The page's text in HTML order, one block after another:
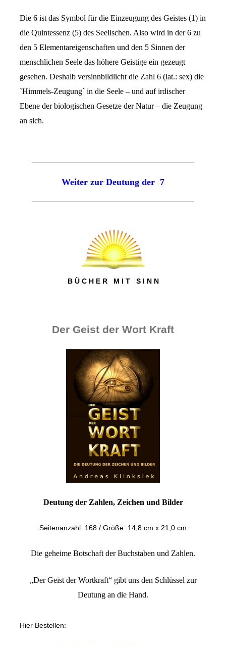
Die 6 ist das Symbol für die Einzeugung des Geistes (1) in
die Quintessenz (5) des Seelischen. Also wird in der 6 zu
den 5 Elementareigenschaften und den 5 Sinnen der
menschlichen Seele das höhere Geistige ein gezeugt
gesehen. Deshalb versinnbildlicht die Zahl 6 (lat.: sex) die
`Himmels-Zeugung´ in die Seele – und auf irdischer
Ebene der biologischen Gesetze der Natur – die Zeugung
an sich.
Weiter zur Deutung der 7
B Ü C H E R M I T S I N N
Der Geist der Wort Kraft
Deutung der Zahlen, Zeichen und Bilder
Seitenanzahl: 168 / Größe: 14,8 cm x 21,0 cm
Die geheime Botschaft der Buchstaben und Zahlen.
„Der Geist der Wortkraft“ gibt uns den Schlüssel zur
Deutung an die Hand.
Hier Bestellen: